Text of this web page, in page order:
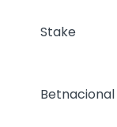
Stake
Betnacional